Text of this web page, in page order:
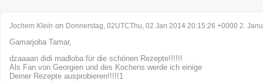
Jochem Klein on Donnerstag, 02UTCThu, 02 Jan 2014 20:15:26 +0000 2.
Gamarjoba Tamar,
dzaaaan didi madloba für die schönen Rezepte!!!!!!
Als Fan von Georgien und des Kochens werde ich einige
Deiner Rezepte ausprobieren!!!!!1